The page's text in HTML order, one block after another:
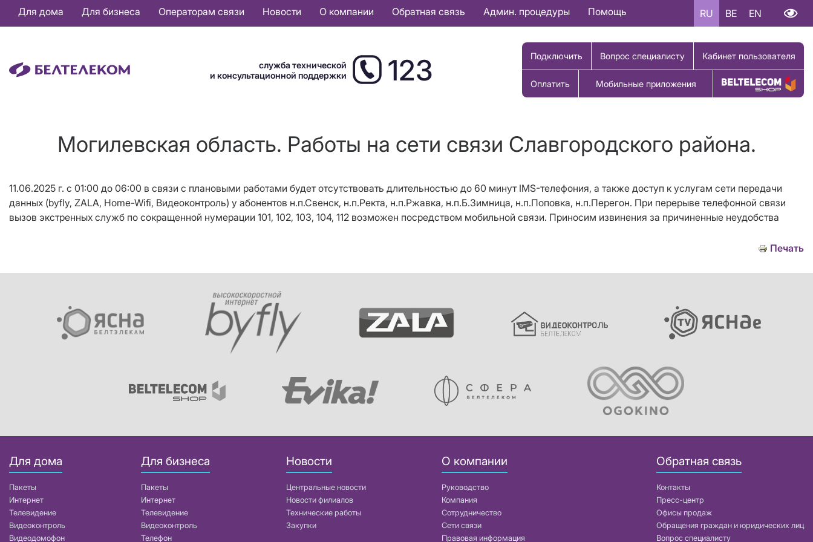
Основная
навигация
Для дома Для бизнеса Операторам связи Новости О компании Обратная связь Админ. процедуры Помощь RU BE EN
служба технической
и консультационной поддержки
123 Подключить Вопрос специалисту Кабинет пользователя
Оплатить Мобильные приложения Купить товар
Могилевская область. Работы на сети связи Славгородского района.
11.06.2025 г. с 01:00 до 06:00 в связи с плановыми работами будет отсутствовать длительностью до 60 минут IMS-телефония, а также доступ к услугам сети передачи
данных (byfly, ZALA, Home-Wifi, Видеоконтроль) у абонентов н.п.Свенск, н.п.Ректа, н.п.Ржавка, н.п.Б.Зимница, н.п.Поповка, н.п.Перегон. При перерыве телефонной связи
вызов экстренных служб по сокращенной нумерации 101, 102, 103, 104, 112 возможен посредством мобильной связи. Приносим извинения за причиненные неудобства
Печать
Для дома
Пакеты
Интернет
Телевидение
Видеоконтроль
Видеодомофон
Для бизнеса
Пакеты
Интернет
Телевидение
Видеоконтроль
Телефон
Новости
Центральные новости
Новости филиалов
Технические работы
Закупки
О компании
Руководство
Компания
Сотрудничество
Сети связи
Правовая информация
Обратная связь
Контакты
Пресс-центр
Офисы продаж
Обращения граждан и юридических лиц
Вопрос специалисту